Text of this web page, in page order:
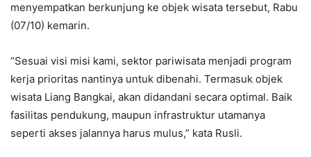
menyempatkan berkunjung ke objek wisata tersebut, Rabu
(07/10) kemarin.
“Sesuai visi misi kami, sektor pariwisata menjadi program
kerja prioritas nantinya untuk dibenahi. Termasuk objek
wisata Liang Bangkai, akan didandani secara optimal. Baik
fasilitas pendukung, maupun infrastruktur utamanya
seperti akses jalannya harus mulus,” kata Rusli.